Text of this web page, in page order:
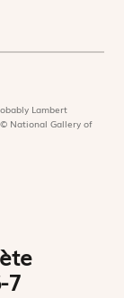
Lambert
National Gallery of
7